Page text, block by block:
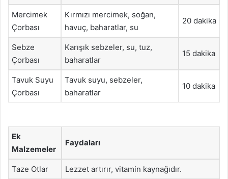
Mercimek
Çorbası
Kırmızı mercimek, soğan,
havuç, baharatlar, su
20 dakika
Sebze
Çorbası
Karışık sebzeler, su, tuz,
baharatlar
15 dakika
Tavuk Suyu
Çorbası
Tavuk suyu, sebzeler,
baharatlar
10 dakika
Ek
Malzemeler
Faydaları
Taze Otlar Lezzet artırır, vitamin kaynağıdır.